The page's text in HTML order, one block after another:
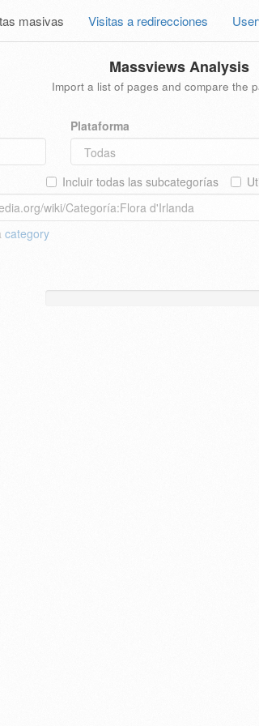
masivas Visitas a redirecciones
Massviews Analysis
Import a list of pages and compare the
Plataforma
Incluir todas las subcategorías
category